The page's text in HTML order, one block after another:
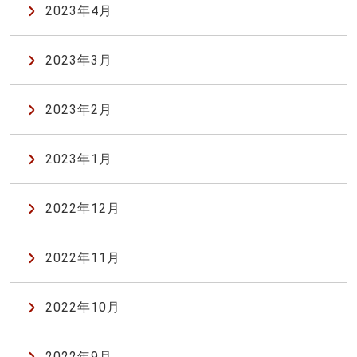
2023年4月
2023年3月
2023年2月
2023年1月
2022年12月
2022年11月
2022年10月